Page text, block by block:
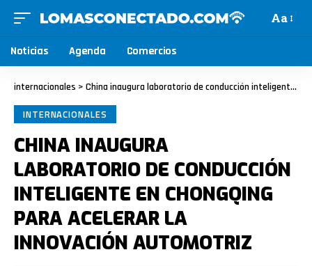
Aa
Noticias Agenda Comercios
internacionales > China inaugura laboratorio de conducción inteligente en Chongqing para acelerar la innovación automotriz
INTERNACIONALES
CHINA INAUGURA
LABORATORIO DE CONDUCCIÓN
INTELIGENTE EN CHONGQING
PARA ACELERAR LA
INNOVACIÓN AUTOMOTRIZ